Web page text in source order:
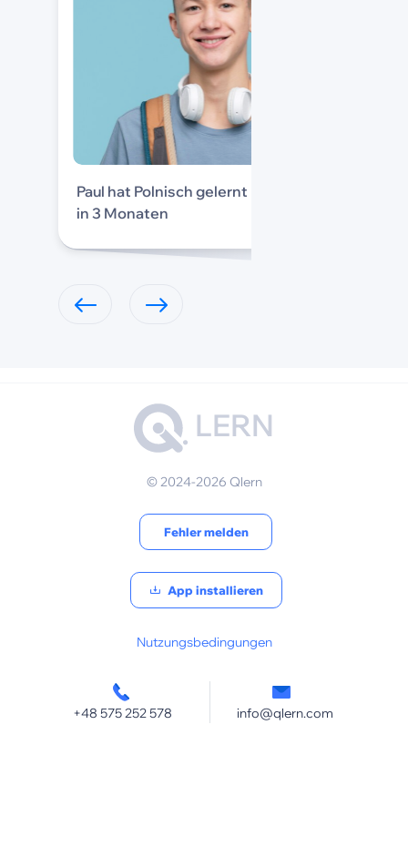
Paul hat Polnisch gelernt
in 3 Monaten
Fehler melden
App installieren
Nutzungsbedingungen
LERN
© 2024-2026 Qlern
+48 575 252 578 info@qlern.com